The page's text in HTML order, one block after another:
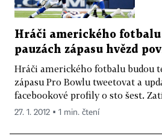
Hráči amerického fotbalu
pauzách zápasu hvězd
Hráči amerického fotbalu budou
zápasu Pro Bowlu tweetovat a
facebookové profily o sto šest.
27. 1. 2012 ▪ 1 min. čtení